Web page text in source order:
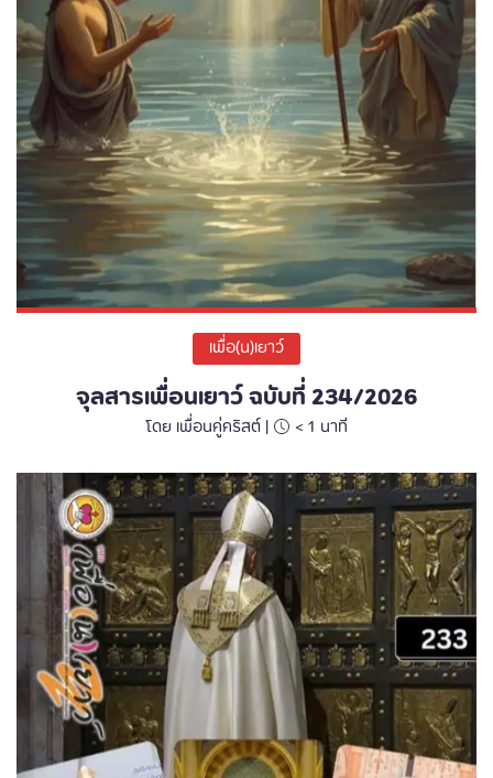
เพื่อ(น)เยาว์
จุลสารเพื่อนเยาว์ ฉบับที่ 234/2026
โดย เพื่อนคู่คริสต์ | < 1 นาที